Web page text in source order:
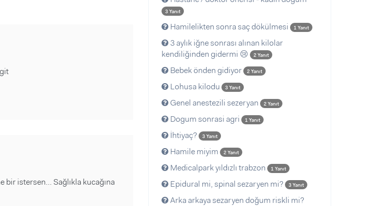
bir istersen... Sağlıkla kucağına
3 Yanıt
Hamilelikten sonra saç dökülmesi 1 Yanıt
3 aylık iğne sonrası alınan kilolar
kendiliğinden gidermi 😢
2 Yanıt
Bebek önden gidiyor 2 Yanıt
Lohusa kilodu 3 Yanıt
Genel anestezili sezeryan 2 Yanıt
Dogum sonrasi agri 1 Yanıt
İhtiyaç? 3 Yanıt
Hamile miyim 2 Yanıt
Medicalpark yıldızlı trabzon 1 Yanıt
Epidural mi, spinal sezaryen mi? 3 Yanıt
Arka arkaya sezaryen doğum riskli mi?